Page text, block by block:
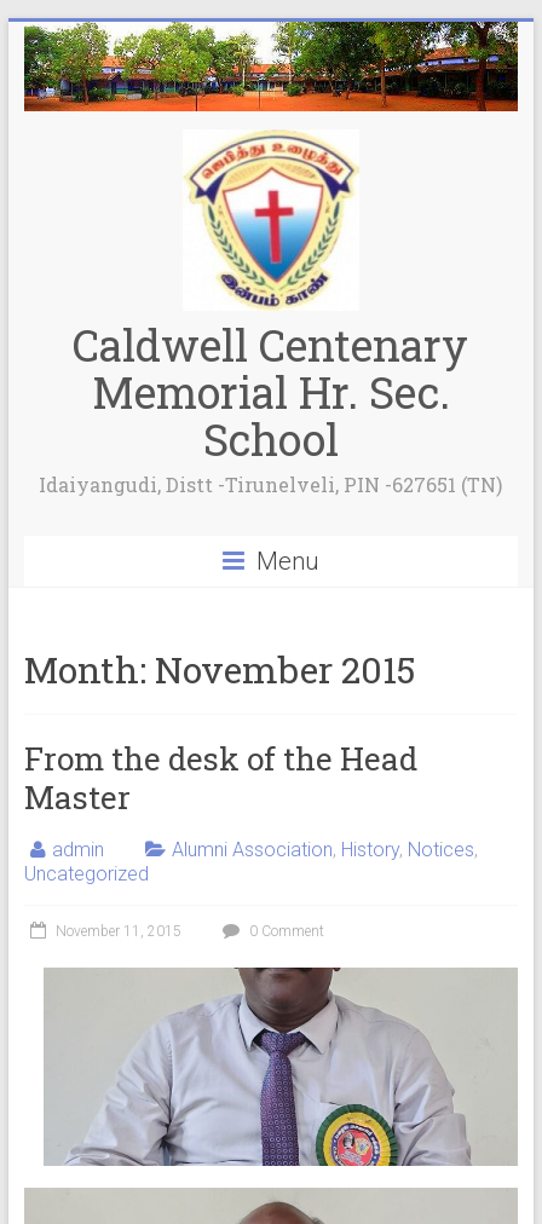
Caldwell Centenary
Memorial Hr. Sec.
School
Idaiyangudi, Distt -Tirunelveli, PIN -627651 (TN)
Menu
Month: November 2015
From the desk of the Head
Master
admin Alumni Association, History, Notices,
Uncategorized
November 11, 2015 0 Comment